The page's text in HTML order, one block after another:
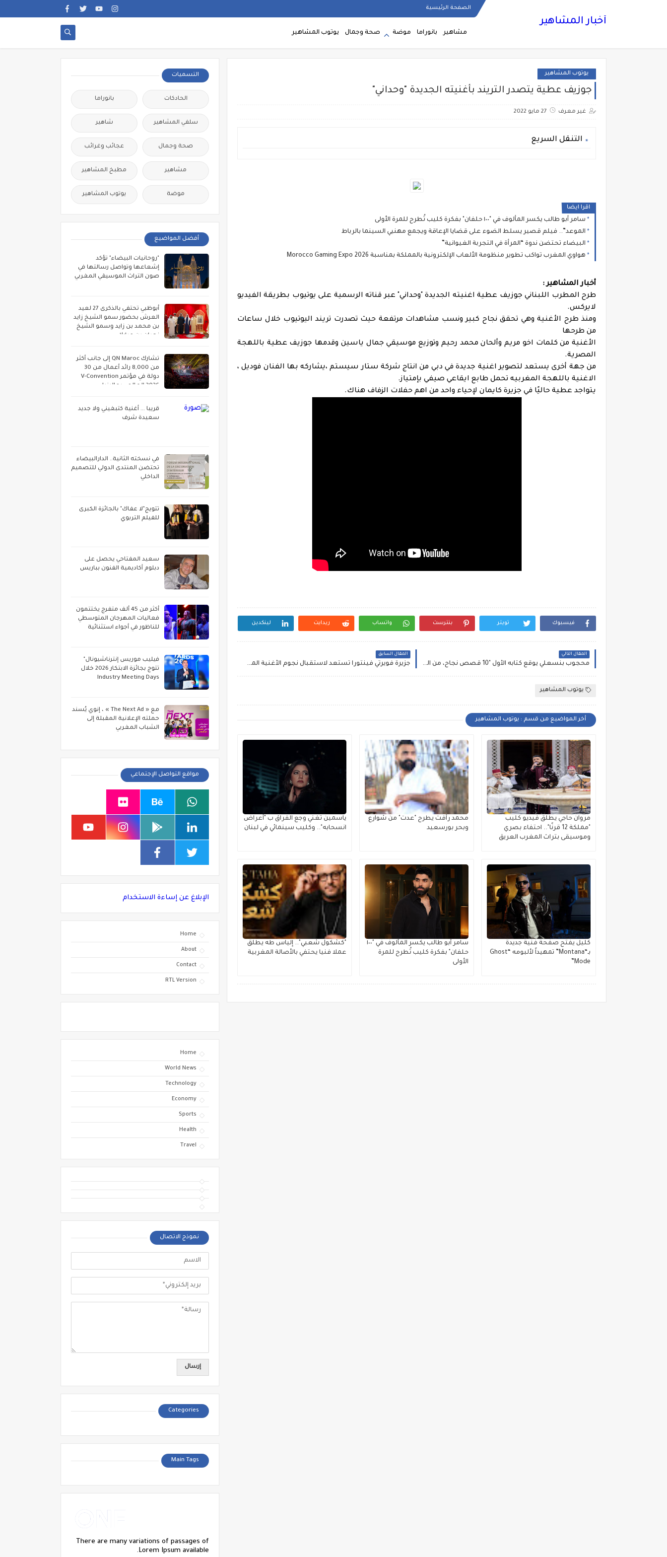
الصفحة الرئيسية
أخبار المشاهير
مشاهير بانوراما موضة صحة وجمال يوتوب المشاهير
يوتوب المشاهير
جوزيف عطية يتصدر التريند بأغنيته الجديدة "وحداني"
غير معرف 27 مايو 2022
التنقل السريع
اقرا ايضا
سامر أبو طالب يكسر المألوف في "١٠٠ حلفان" بفكرة كليب تُطرح للمرة الأولى
الموعد”.. فيلم قصير يسلط الضوء على قضايا الإعاقة ويجمع مهنيي السينما بالرباط
البيضاء تحتضن ندوة “المرأة في التجربة الغيوانية”
هواوي المغرب تواكب تطوير منظومة الألعاب الإلكترونية بالمملكة بمناسبة Morocco Gaming Expo 2026
أخبار المشاهير :
طرح المطرب اللبناني جوزيف عطية اغنيته الجديدة "وحداني" عبر قناته الرسمية على يوتيوب بطريقة الفيديو
لايركس.
ومنذ طرح الأغنية وهي تحقق نجاح كبير ونسب مشاهدات مرتفعة حيث تصدرت تريند اليوتيوب خلال ساعات
من طرحها
الأغنية من كلمات اخو مريم وألحان محمد رحيم وتوزيع موسيقي جمال ياسين وقدمها جوزيف عطية باللهجة
المصرية.
من جهة أخرى يستعد لتصوير اغنية جديدة في دبي من انتاج شركة ستار سيستم ،يشاركه بها الفنان فوديل ،
الاغنية باللهجة المغربيه تحمل طابع ايقاعي صيفي بإمتياز.
يتواجد عطية حاليًا في جزيرة كايمان لإحياء واحد من اهم حفلات الزفاف هناك.
فيسبوك تويتر بنترست واتساب ريدايت لينكدين
المقال التالي
محجوب بنسعلي يوقع كتابه الأول "10 قصص نجاح، من الصفر إلى القمة" بالمعرض الدولي للكتاب
المقال السابق
جزيرة فويرتي فينتورا تستعد لاستقبال نجوم الأغنية المغربية
يوتوب المشاهير
أخر المواضيع من قسم : يوتوب المشاهير
مروان حاجي يطلق فيديو كليب
"مملكة 12 قرنًا".. احتفاء بصري
وموسيقى بتراث المغرب العريق
محمد رأفت يطرح "عدت" من شوارع
وبحر بورسعيد
ياسمين تغني وجع الفراق ب "أعراض
انسحابه".. وكليب سينمائي في لبنان
كليل يفتح صفحة فنية جديدة
بـ“Montana” تمهيداً لألبومه “Ghost
Mode”
سامر أبو طالب يكسر المألوف في "١٠٠
حلفان" بفكرة كليب تُطرح للمرة
الأولى
"كشكول شعبي".. إلياس طه يطلق
عملا فنيا يحتفي بالأصالة المغربية
التسميات
الحادكات بانوراما
سلفي المشاهير شاهير
صحة وجمال عجائب وغرائب
مشاهير مطبخ المشاهير
موضة يوتوب المشاهير
أفضل المواضيع
"روحانيات البيضاء" تؤكد
إشعاعها وتواصل رسالتها في
صون التراث الموسيقي المغربي
أبوظبي تحتفي بالذكرى 27 لعيد
العرش بحضور سمو الشيخ زايد
بن محمد بن زايد وسمو الشيخ
نهيان بن مبارك
تشارك QN Maroc إلى جانب أكثر
من 8,000 رائد أعمال من 30
دولة في مؤتمر V-Convention
2026 العالمي بماليزيا
قريبا ... أغنية كتبغيني ولا جديد
سعيدة شرف
في نسخته الثانية.. الدارالبيضاء
تحتضن المنتدى الدولي للتصميم
الداخلي
تتويج"لا عفاك" بالجائزة الكبرى
للفيلم التربوي
سعيد المفتاحي يحصل على
دبلوم أكاديمية الفنون بباريس
أكثر من 45 ألف متفرج يختتمون
فعاليات المهرجان المتوسطي
للناظور في أجواء استثنائية
فيليب موريس إنترناشيونال"
تتوج بجائزة الابتكار 2026 خلال
Industry Meeting Days
مع « The Next Ad » ، إنوي يُسند
حملته الإعلانية المقبلة إلى
الشباب المغربي
مواقع التواصل الإجتماعي
الإبلاغ عن إساءة الاستخدام
Home
About
Contact
RTL Version
Home
World News
Technology
Economy
Sports
Health
Travel
نموذج الاتصال
Categories
Main Tags
There are many variations of passages of
Lorem Ipsum available.